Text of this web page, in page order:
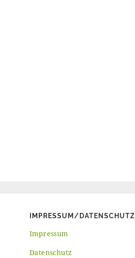
IMPRESSUM/DATENSCHUTZ
Impressum
Datenschutz